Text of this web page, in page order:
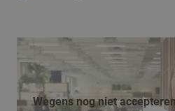
Wegens nog niet